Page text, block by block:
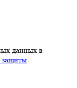
данных в
защиты